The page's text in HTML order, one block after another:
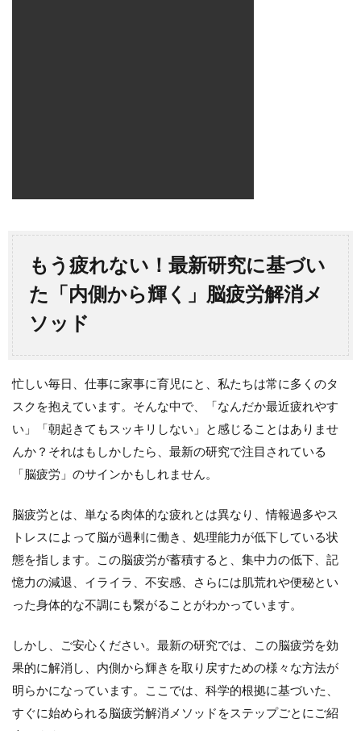
もう疲れない！最新研究に基づい
た「内側から輝く」脳疲労解消メ
ソッド
忙しい毎日、仕事に家事に育児にと、私たちは常に多くのタ
スクを抱えています。そんな中で、「なんだか最近疲れやす
い」「朝起きてもスッキリしない」と感じることはありませ
んか？それはもしかしたら、最新の研究で注目されている
「脳疲労」のサインかもしれません。
脳疲労とは、単なる肉体的な疲れとは異なり、情報過多やス
トレスによって脳が過剰に働き、処理能力が低下している状
態を指します。この脳疲労が蓄積すると、集中力の低下、記
憶力の減退、イライラ、不安感、さらには肌荒れや便秘とい
った身体的な不調にも繋がることがわかっています。
しかし、ご安心ください。最新の研究では、この脳疲労を効
果的に解消し、内側から輝きを取り戻すための様々な方法が
明らかになっています。ここでは、科学的根拠に基づいた、
すぐに始められる脳疲労解消メソッドをステップごとにご紹